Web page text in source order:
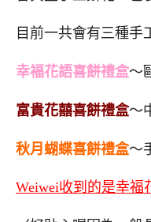
目前一共會有三種手
幸福花語喜餅禮盒～
富貴花囍喜餅禮盒～
秋月蝴蝶喜餅禮盒～
Weiwei收到的是幸福